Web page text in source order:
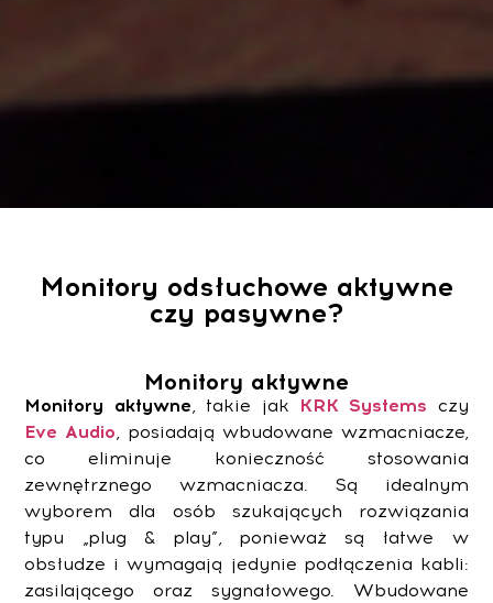
Monitory odsłuchowe aktywne
czy pasywne?
Monitory aktywne
Monitory aktywne, takie jak KRK Systems czy
Eve Audio, posiadają wbudowane wzmacniacze,
co eliminuje konieczność stosowania
zewnętrznego wzmacniacza. Są idealnym
wyborem dla osób szukających rozwiązania
typu „plug & play”, ponieważ są łatwe w
obsłudze i wymagają jedynie podłączenia kabli:
zasilającego oraz sygnałowego. Wbudowane